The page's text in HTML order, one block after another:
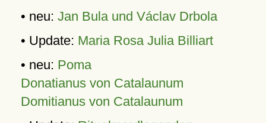
• neu: Jan Bula und Václav Drbola
• Update: Maria Rosa Julia Billiart
• neu: Poma
Donatianus von Catalaunum
Domitianus von Catalaunum